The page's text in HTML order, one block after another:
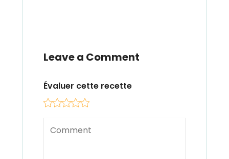
Leave a Comment
Évaluer cette recette